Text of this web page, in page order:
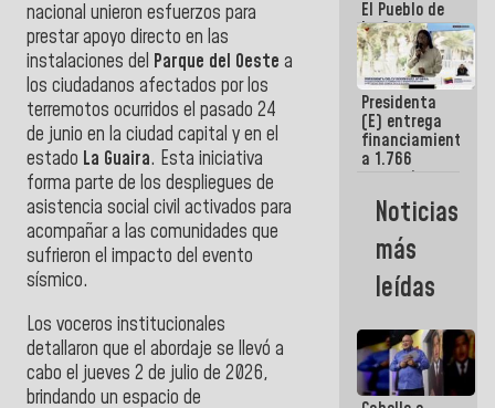
nacional unieron esfuerzos para
prestar apoyo directo en las
instalaciones del Parque del Oeste a
los ciudadanos afectados por los
terremotos ocurridos el pasado 24
de junio en la ciudad capital y en el
estado La Guaira. Esta iniciativa
forma parte de los despliegues de
asistencia social civil activados para
acompañar a las comunidades que
sufrieron el impacto del evento
sísmico.
Los voceros institucionales
detallaron que el abordaje se llevó a
cabo el jueves 2 de julio de 2026,
brindando un espacio de
El Pueblo de
La Guaira
siempre
estará
acompañada
por el
Gobierno
Nacional
Presidenta
(E) entrega
financiamientos
a 1.766
comerciantes
emprendedores
afectados
por
terremotos
Noticias
más
leídas